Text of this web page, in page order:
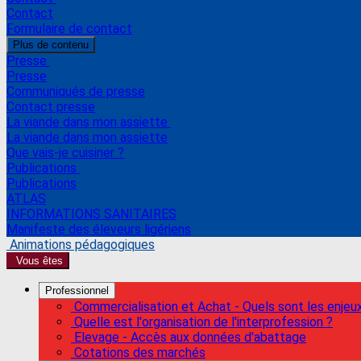
Contact
Formulaire de contact
Plus de contenu
Presse
Presse
Communiqués de presse
Contact presse
La viande dans mon assiette
La viande dans mon assiette
Que vais-je cuisiner ?
Publications
Publications
ATLAS
INFORMATIONS SANITAIRES
Manifeste des éleveurs ligériens
Animations pédagogiques
Vous êtes
Professionnel
Commercialisation et Achat - Quels sont les
Quelle est l'organisation de l'interprofession ?
Elevage - Accès aux données d'abattage
Cotations des marchés